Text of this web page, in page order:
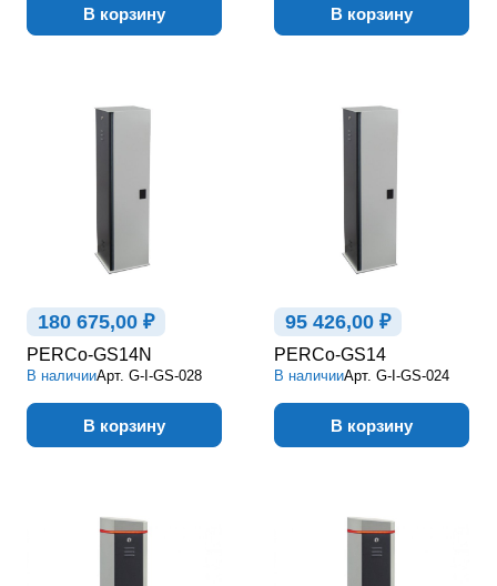
В корзину В корзину
180 675,00 ₽
PERCo-GS14N
В наличииАрт. G-I-GS-028
В корзину
95 426,00 ₽
PERCo-GS14
В наличииАрт. G-I-GS-024
В корзину